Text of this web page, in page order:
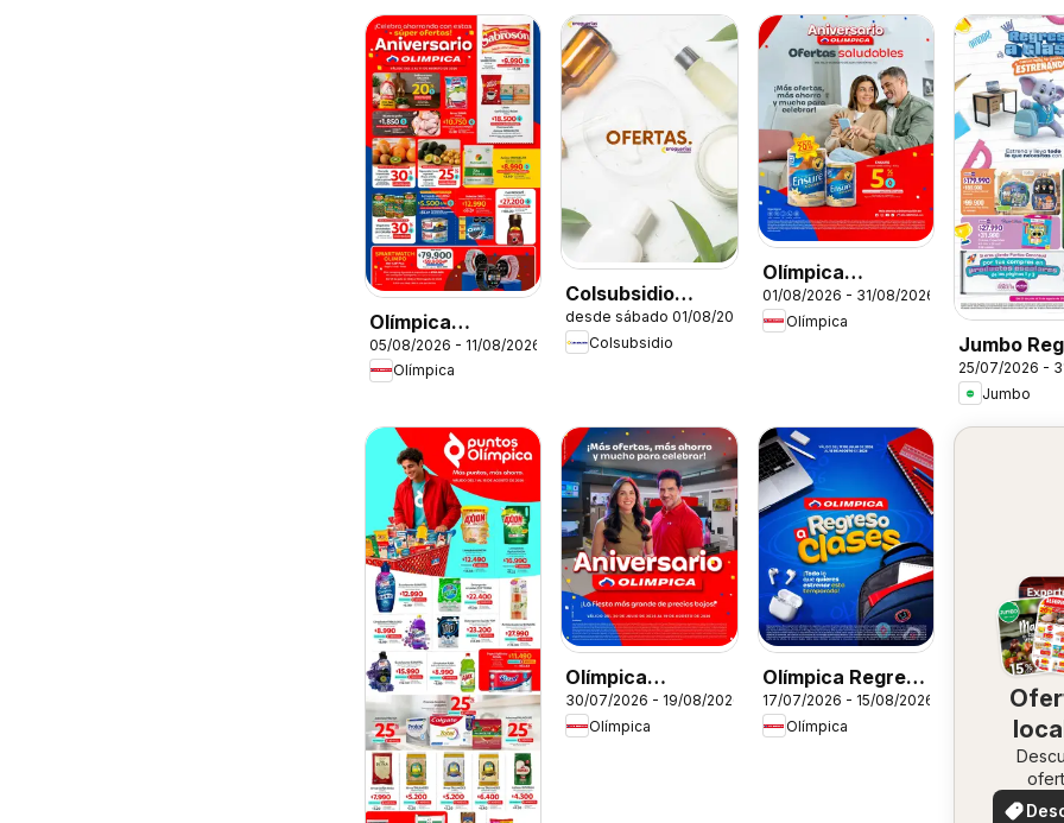
Olímpica
catálogo
Aniversario
05/08/2026 - 11/08/2026
Olímpica
Colsubsidio
catálogo
desde sábado 01/08/2026
Colsubsidio
Olímpica
catálogo
01/08/2026 - 31/08/2026
Olímpica
Jumbo
clase
25/07/2026 -
Jumbo
Olímpica
Aniversario
Ofertas textil y
30/07/2026 - 19/08/2026
Olímpica
Olímpica Regreso
a clases
17/07/2026 - 15/08/2026
Olímpica